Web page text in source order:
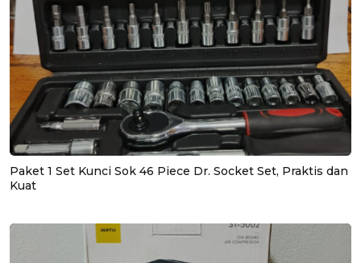
Paket 1 Set Kunci Sok 46 Piece Dr. Socket Set, Praktis dan
Kuat